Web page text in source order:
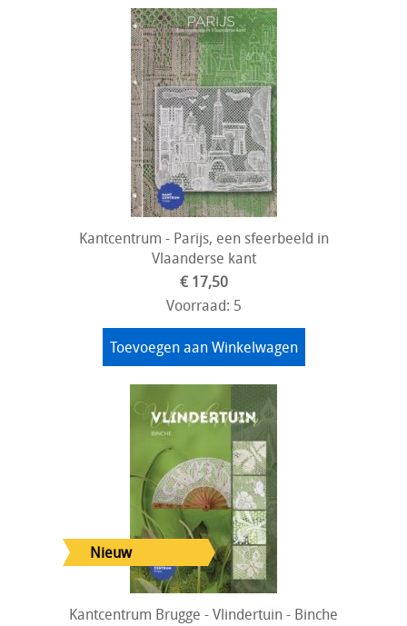
Kantcentrum - Parijs, een sfeerbeeld in
Vlaanderse kant
€ 17,50
Voorraad: 5
Toevoegen aan Winkelwagen
Kantcentrum Brugge - Vlindertuin - Binche